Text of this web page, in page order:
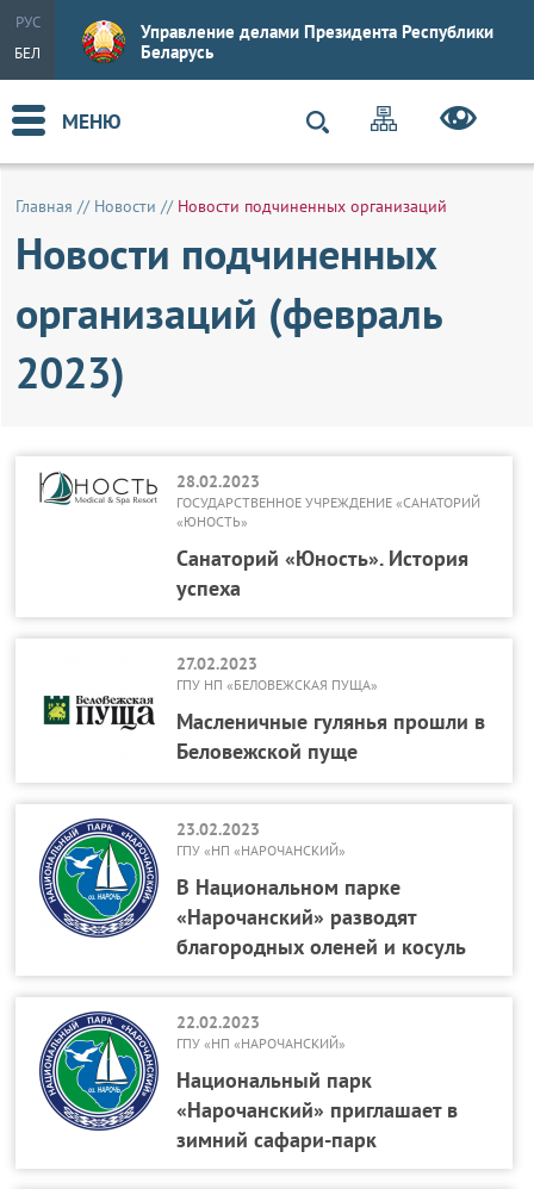
РУС
БЕЛ
Управление делами Президента Республики
Беларусь
МЕНЮ
Главная // Новости // Новости подчиненных организаций
Новости подчиненных
организаций (февраль
2023)
28.02.2023
ГОСУДАРСТВЕННОЕ УЧРЕЖДЕНИЕ «САНАТОРИЙ
«ЮНОСТЬ»
Санаторий «Юность». История
успеха
27.02.2023
ГПУ НП «БЕЛОВЕЖСКАЯ ПУЩА»
Масленичные гулянья прошли в
Беловежской пуще
23.02.2023
ГПУ «НП «НАРОЧАНСКИЙ»
В Национальном парке
«Нарочанский» разводят
благородных оленей и косуль
22.02.2023
ГПУ «НП «НАРОЧАНСКИЙ»
Национальный парк
«Нарочанский» приглашает в
зимний сафари-парк